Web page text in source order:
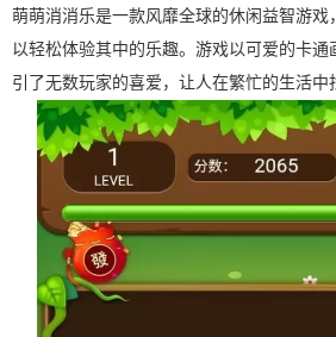
萌萌消消乐是一款风靡全球的休闲益智游戏
以轻松体验其中的乐趣。游戏以可爱的卡通
引了无数玩家的喜爱，让人在繁忙的生活中